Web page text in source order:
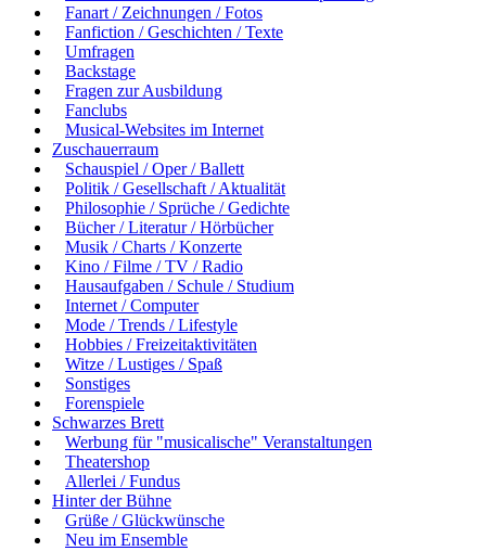
Fanart / Zeichnungen / Fotos
Fanfiction / Geschichten / Texte
Umfragen
Backstage
Fragen zur Ausbildung
Fanclubs
Musical-Websites im Internet
Zuschauerraum
Schauspiel / Oper / Ballett
Politik / Gesellschaft / Aktualität
Philosophie / Sprüche / Gedichte
Bücher / Literatur / Hörbücher
Musik / Charts / Konzerte
Kino / Filme / TV / Radio
Hausaufgaben / Schule / Studium
Internet / Computer
Mode / Trends / Lifestyle
Hobbies / Freizeitaktivitäten
Witze / Lustiges / Spaß
Sonstiges
Forenspiele
Schwarzes Brett
Werbung für "musicalische" Veranstaltungen
Theatershop
Allerlei / Fundus
Hinter der Bühne
Grüße / Glückwünsche
Neu im Ensemble